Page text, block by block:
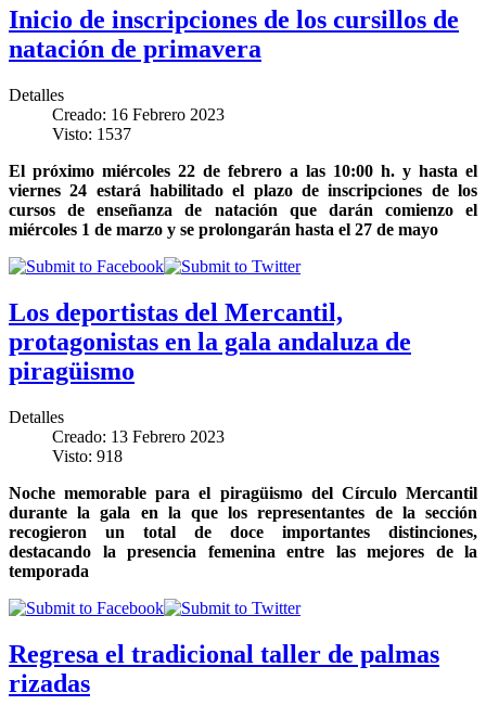
Inicio de inscripciones de los cursillos de
natación de primavera
Detalles
Creado: 16 Febrero 2023
Visto: 1537
El próximo miércoles 22 de febrero a las 10:00 h. y hasta el
viernes 24 estará habilitado el plazo de inscripciones de los
cursos de enseñanza de natación que darán comienzo el
miércoles 1 de marzo y se prolongarán hasta el 27 de mayo
Los deportistas del Mercantil,
protagonistas en la gala andaluza de
piragüismo
Detalles
Creado: 13 Febrero 2023
Visto: 918
Noche memorable para el piragüismo del Círculo Mercantil
durante la gala en la que los representantes de la sección
recogieron un total de doce importantes distinciones,
destacando la presencia femenina entre las mejores de la
temporada
Regresa el tradicional taller de palmas
rizadas